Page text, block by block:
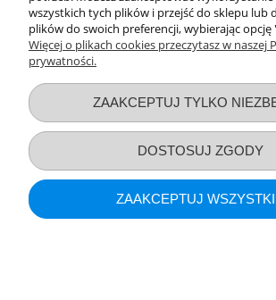
te są przyjemne w dotyku, ubranka można prać
sprawia, że zabawa nimi jest bezpieczna i dzieci
swobodnie korzystać przez wiele lat.
Informacje o sklepie
wszystkich tych plików i przejść do sklepu lub
plików do swoich preferencji, wybierając
Więcej o plikach cookies przeczytasz w naszej
prywatności.
ZAAKCEPTUJ TYLKO
DOSTOSUJ ZGODY
ZAAKCEPTUJ